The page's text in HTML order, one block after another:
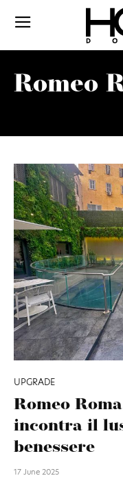
Romeo
UPGRADE
Romeo
incontra il
benessere
17 June 2025